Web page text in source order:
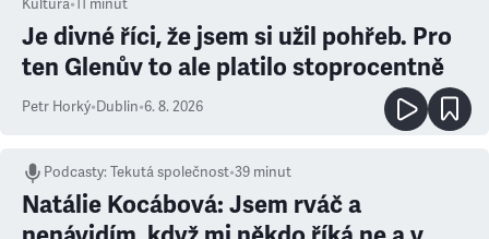
Kultura•11 minut
Je divné říci, že jsem si užil pohřeb. Pro
ten Glenův to ale platilo stoprocentně
Petr Horký•Dublin•6. 8. 2026
Podcasty:Tekutá společnost•39 minut
Natálie Kocábová: Jsem rváč a